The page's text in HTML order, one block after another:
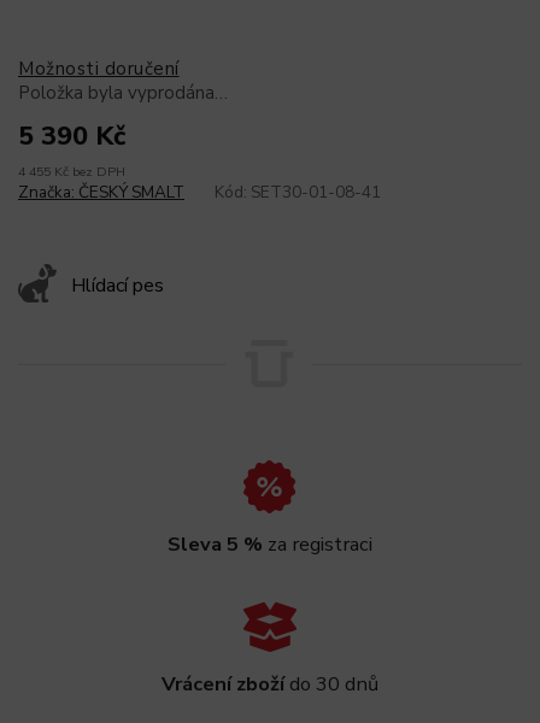
5 390 Kč
4 455 Kč bez DPH
Možnosti doručení
Položka byla vyprodána…
Hlídací pes
Značka: ČESKÝ SMALT Kód: SET30-01-08-41
Sleva 5 % za registraci
Vrácení zbožído 30 dnů